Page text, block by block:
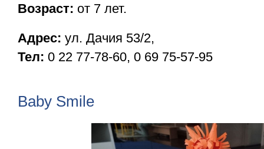
Возраст: от 7 лет.
Адрес: ул. Дачия 53/2,
Тел: 0 22 77-78-60, 0 69 75-57-95
Baby Smile